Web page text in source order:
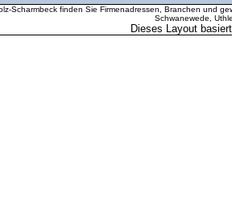
Scharmbeck finden Sie Firmenadressen, Branchen und
Schwanewede,
Dieses Layout